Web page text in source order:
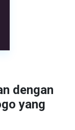
dengan
yang